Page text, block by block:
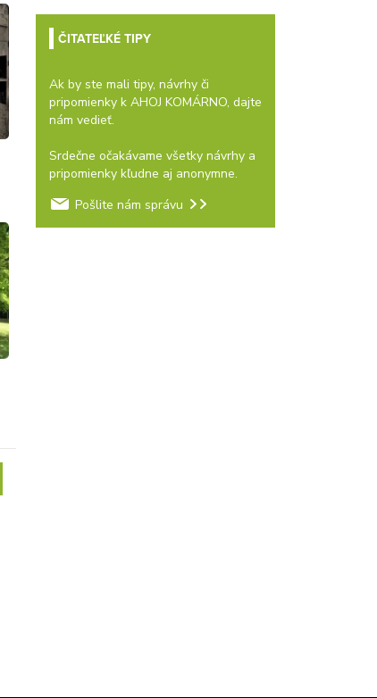
ČITATEĽKÉ TIPY
Ak by ste mali tipy, návrhy či
pripomienky k AHOJ KOMÁRNO, dajte
nám vedieť.
Srdečne očakávame všetky návrhy a
pripomienky kľudne aj anonymne.
Pošlite nám správu